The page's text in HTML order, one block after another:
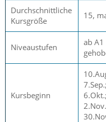
Durchschnittliche
Kursgröße
15,
Niveaustufen
ab A1
Kursbeginn